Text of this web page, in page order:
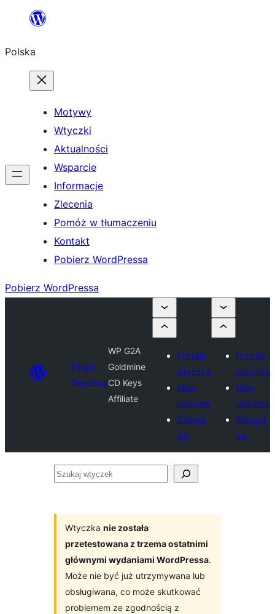
Przejdź
treści
Polska
Motywy
Wtyczki
Aktualności
Wsparcie
Informacje
Zlecenia
Pomóż w tłumaczeniu
Kontakt
Pobierz WordPressa
Pobierz WordPressa
Plugin
Directory
WP G2A
Goldmine
CD Keys
Affiliate
Prześlij
wtyczkę
Moje
ulubione
Zaloguj
się
Prześlij
wtyczkę
Moje
ulubione
Zaloguj
się
Szukaj
Wtyczka nie została
przetestowana z trzema ostatnimi
głównymi wydaniami WordPressa.
Może nie być już utrzymywana lub
obsługiwana, co może skutkować
problemem ze zgodnością z